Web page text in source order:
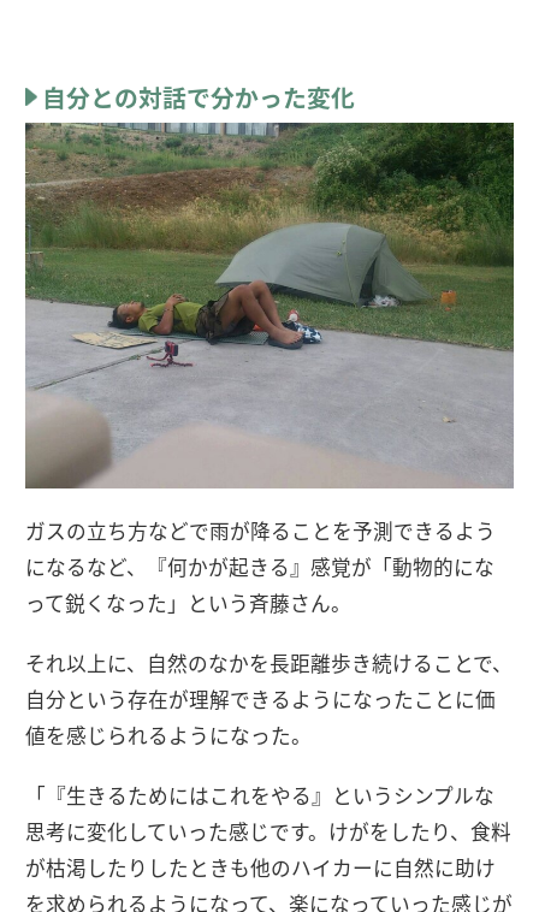
自分との対話で分かった変化
ガスの立ち方などで雨が降ることを予測できるよう
になるなど、『何かが起きる』感覚が「動物的にな
って鋭くなった」という斉藤さん。
それ以上に、自然のなかを長距離歩き続けることで、
自分という存在が理解できるようになったことに価
値を感じられるようになった。
「『生きるためにはこれをやる』というシンプルな
思考に変化していった感じです。けがをしたり、食料
が枯渇したりしたときも他のハイカーに自然に助け
を求められるようになって、楽になっていった感じが